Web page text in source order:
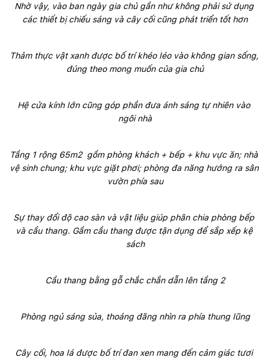
Nhờ vậy, vào ban ngày gia chủ gần như không phải sử dụng
các thiết bị chiếu sáng và cây cối cũng phát triển tốt hơn
Thảm thực vật xanh được bố trí khéo léo vào không gian sống,
đúng theo mong muốn của gia chủ
Hệ cửa kính lớn cũng góp phần đưa ánh sáng tự nhiên vào
ngôi nhà
Tầng 1 rộng 65m2  gồm phòng khách + bếp + khu vực ăn; nhà
vệ sinh chung; khu vực giặt phơi; phòng đa năng hướng ra sân
vườn phía sau
Sự thay đổi độ cao sàn và vật liệu giúp phân chia phòng bếp
và cầu thang. Gầm cầu thang được tận dụng để sắp xếp kệ
sách
Cầu thang bằng gỗ chắc chắn dẫn lên tầng 2
Phòng ngủ sáng sủa, thoáng đãng nhìn ra phía thung lũng
Cây cối, hoa lá được bố trí đan xen mang đến cảm giác tươi